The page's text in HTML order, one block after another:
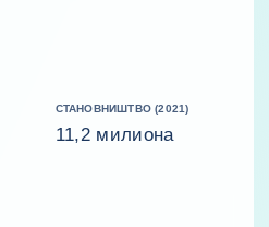
СТАНОВНИШТВО (2021)
11,2 милиона